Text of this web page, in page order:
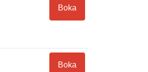
Boka
Boka